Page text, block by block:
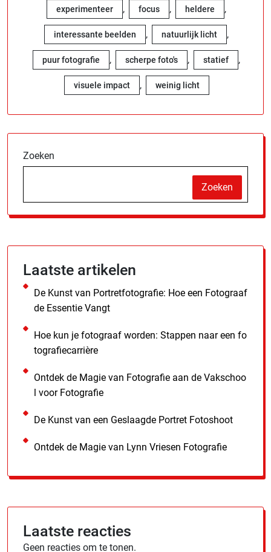
experimenteer , focus , heldere ,
interessante beelden , natuurlijk licht ,
puur fotografie , scherpe foto's , statief ,
visuele impact , weinig licht
Zoeken
Zoeken
Laatste artikelen
De Kunst van Portretfotografie: Hoe een Fotograaf
de Essentie Vangt
Hoe kun je fotograaf worden: Stappen naar een fo
tografiecarrière
Ontdek de Magie van Fotografie aan de Vakschoo
l voor Fotografie
De Kunst van een Geslaagde Portret Fotoshoot
Ontdek de Magie van Lynn Vriesen Fotografie
Laatste reacties
Geen reacties om te tonen.